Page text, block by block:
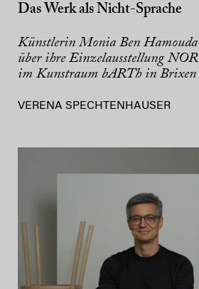
Das Werk als Nicht-Sprache
Künstlerin Monia Ben Hamouda
über ihre Einzelausstellung NOR
im Kunstraum bARTh in Brixen
VERENA SPECHTENHAUSER